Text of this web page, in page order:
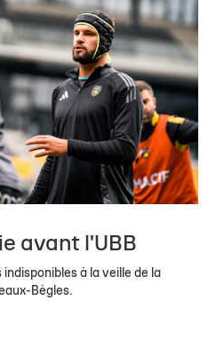
avant l'UBB
à la veille de la
Bègles.